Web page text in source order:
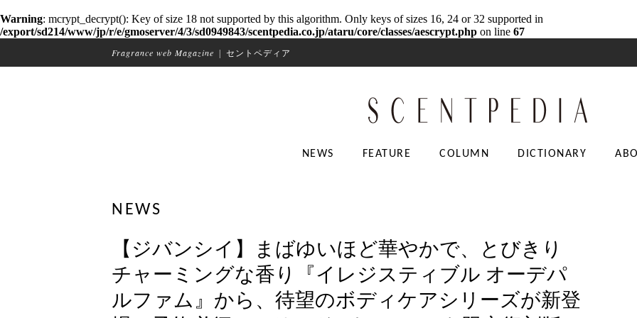
Warning: mcrypt_decrypt(): Key of size 18 not supported by this algorithm. Only keys of sizes 16, 24 or 32 supported in
/export/sd214/www/jp/r/e/gmoserver/4/3/sd0949843/scentpedia.co.jp/ataru/core/classes/aescrypt.php on line 67
Fragrance web Magazine セントペディア
NEWS FEATURE COLUMN DICTIONARY
NEWS
【ジバンシイ】まばゆいほど華やかで、とびきり
チャーミングな香り『イレジスティブル オーデパ
ルファム』から、待望のボディケアシリーズが新登